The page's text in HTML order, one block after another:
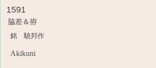
1591
脇差＆拵
銘 驍邦作
Akikuni